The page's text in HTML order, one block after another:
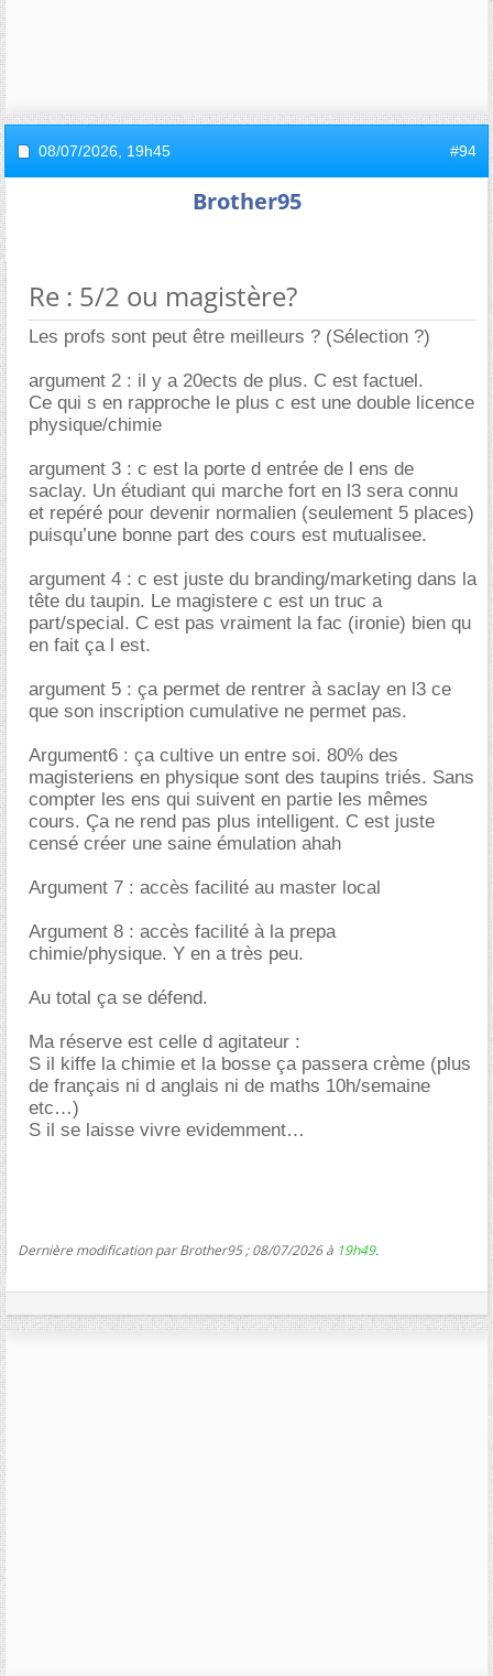
08/07/2026, 19h45 #94
Brother95
Re : 5/2 ou magistère?
Les profs sont peut être meilleurs ? (Sélection ?)
argument 2 : il y a 20ects de plus. C est factuel.
Ce qui s en rapproche le plus c est une double licence
physique/chimie
argument 3 : c est la porte d entrée de l ens de
saclay. Un étudiant qui marche fort en l3 sera connu
et repéré pour devenir normalien (seulement 5 places)
puisqu’une bonne part des cours est mutualisee.
argument 4 : c est juste du branding/marketing dans la
tête du taupin. Le magistere c est un truc a
part/special. C est pas vraiment la fac (ironie) bien qu
en fait ça l est.
argument 5 : ça permet de rentrer à saclay en l3 ce
que son inscription cumulative ne permet pas.
Argument6 : ça cultive un entre soi. 80% des
magisteriens en physique sont des taupins triés. Sans
compter les ens qui suivent en partie les mêmes
cours. Ça ne rend pas plus intelligent. C est juste
censé créer une saine émulation ahah
Argument 7 : accès facilité au master local
Argument 8 : accès facilité à la prepa
chimie/physique. Y en a très peu.
Au total ça se défend.
Ma réserve est celle d agitateur :
S il kiffe la chimie et la bosse ça passera crème (plus
de français ni d anglais ni de maths 10h/semaine
etc…)
S il se laisse vivre evidemment
Dernière modification par Brother95 ; 08/07/2026 à 19h49.